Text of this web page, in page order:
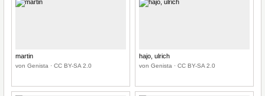
martin
von Genista · CC BY-SA 2.0
hajo, ulrich
von Genista · CC BY-SA 2.0